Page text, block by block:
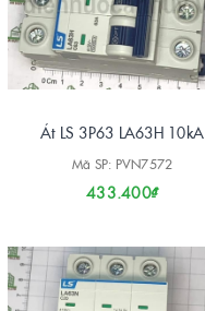
Át LS 3P63 LA63H 10kA
Mã SP: PVN7572
433.400₫